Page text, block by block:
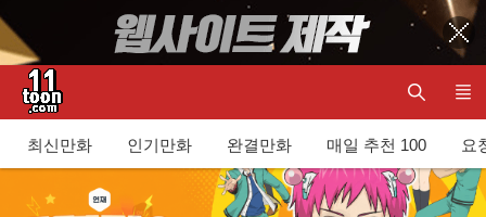
최신만화 인기만화 완결만화 매일 추천 100 요